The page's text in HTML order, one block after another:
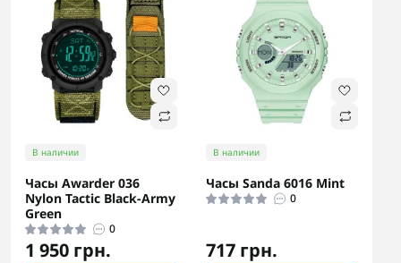
В наличии
Часы Awarder 036
Nylon Tactic Black-Army
Green
0
1 950 грн.
В наличии
Часы Sanda 6016 Mint
0
717 грн.